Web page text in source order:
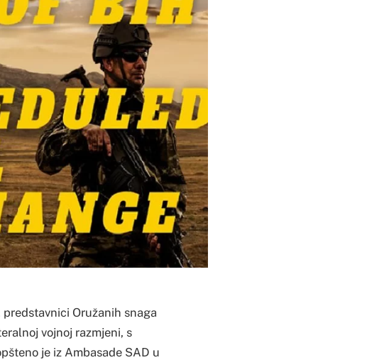
predstavnici Oružanih snaga
vojnoj razmjeni, s
je iz Ambasade SAD u